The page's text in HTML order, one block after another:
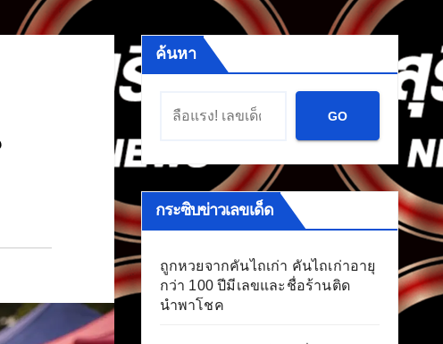
ค้นหา
GO
กระซิบข่าวเลขเด็ด
ถูกหวยจากคันไถเก่า คันไถเก่าอายุ
กว่า 100 ปีมีเลขและชื่อร้านติด
นำพาโชค